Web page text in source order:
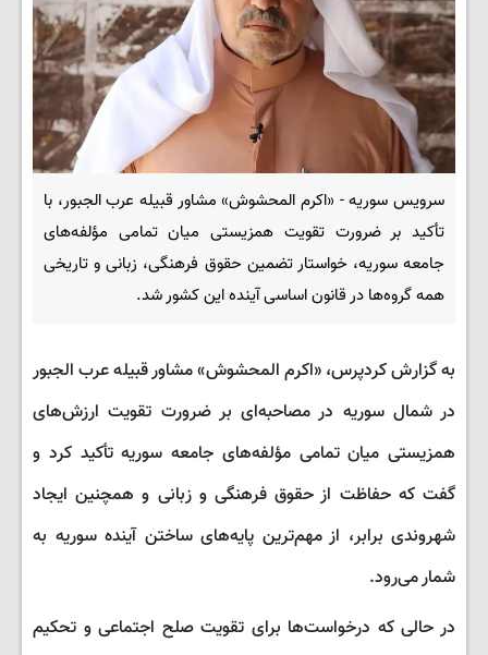
سرویس سوریه - «اکرم المحشوش» مشاور قبیله عرب الجبور، با
تأکید بر ضرورت تقویت همزیستی میان تمامی مؤلفه‌های
جامعه سوریه، خواستار تضمین حقوق فرهنگی، زبانی و تاریخی
همه گروه‌ها در قانون اساسی آینده این کشور شد.
به گزارش کردپرس، «اکرم المحشوش» مشاور قبیله عرب الجبور
در شمال سوریه در مصاحبه‌ای بر ضرورت تقویت ارزش‌های
همزیستی میان تمامی مؤلفه‌های جامعه سوریه تأکید کرد و
گفت که حفاظت از حقوق فرهنگی و زبانی و همچنین ایجاد
شهروندی برابر، از مهم‌ترین پایه‌های ساختن آینده سوریه به
شمار می‌رود.
در حالی که درخواست‌ها برای تقویت صلح اجتماعی و تحکیم